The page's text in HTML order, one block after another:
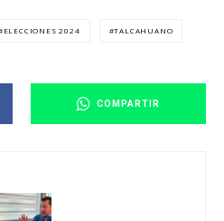
ELECCIONES 2024 TALCAHUANO
COMPARTIR